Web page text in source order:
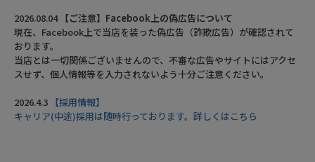
2026.08.04 【ご注意】Facebook上の偽広告について
現在、Facebook上で当店を装った偽広告（詐欺広告）が確認されて
おります。
当店とは一切関係ございませんので、不審な広告やサイトにはアクセ
スせず、個人情報等を入力されないよう十分ご注意ください。
2026.4.3 【採用情報】
キャリア(中途)採用は随時行っております。詳しくはこちら
人気のセット
長焼き
きざみうなぎ